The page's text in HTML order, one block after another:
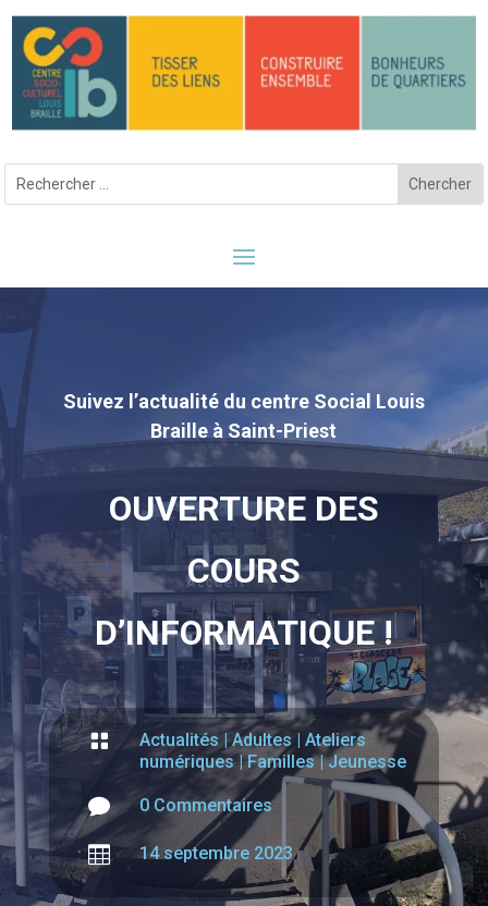
Suivez l’actualité du centre Social Louis
Braille à Saint-Priest
OUVERTURE DES
COURS
D’INFORMATIQUE !
 Actualités |Adultes
Ateliers
numériques|Familles|Jeunesse
 0 Commentaires
 14 septembre 2023